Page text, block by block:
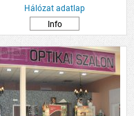
Hálózat adatlap
Info